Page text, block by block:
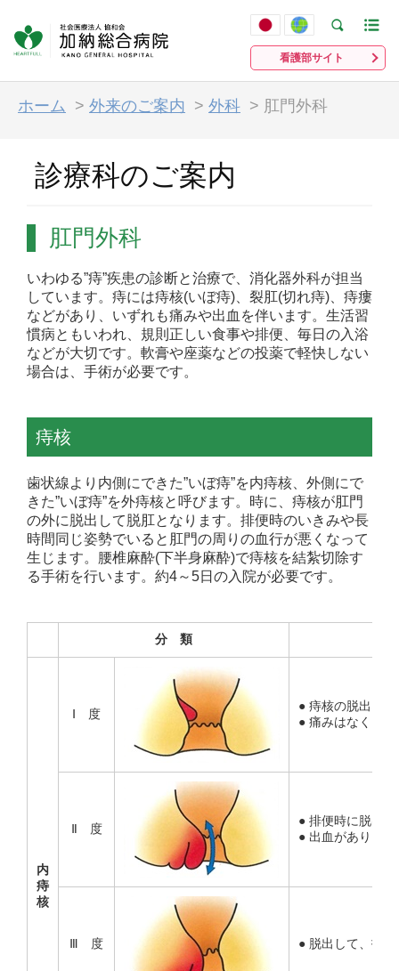
看護部サイト
ホーム > 外来のご案内 > 外科 > 肛門外科
診療科のご案内
肛門外科
いわゆる”痔”疾患の診断と治療で、消化器外科が担当
しています。痔には痔核(いぼ痔)、裂肛(切れ痔)、痔瘻
などがあり、いずれも痛みや出血を伴います。生活習
慣病ともいわれ、規則正しい食事や排便、毎日の入浴
などが大切です。軟膏や座薬などの投薬で軽快しない
場合は、手術が必要です。
痔核
歯状線より内側にできた”いぼ痔”を内痔核、外側にで
きた”いぼ痔”を外痔核と呼びます。時に、痔核が肛門
の外に脱出して脱肛となります。排便時のいきみや長
時間同じ姿勢でいると肛門の周りの血行が悪くなって
生じます。腰椎麻酔(下半身麻酔)で痔核を結紮切除す
る手術を行います。約4～5日の入院が必要です。
分 類
内
痔
核
Ⅰ 度
● 痔核の脱出は
● 痛みはなく、
Ⅱ 度
● 排便時に脱出
● 出血があり、
Ⅲ 度 ● 脱出して、指